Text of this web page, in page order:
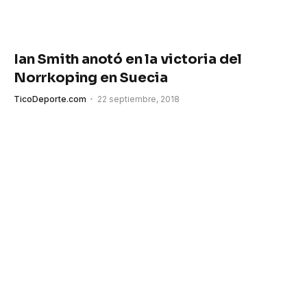
Ian Smith anotó en la victoria del
Norrkoping en Suecia
TicoDeporte.com 22 septiembre, 2018